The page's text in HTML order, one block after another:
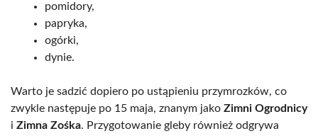
pomidory,
papryka,
ogórki,
dynie.
Warto je sadzić dopiero po ustąpieniu przymrozków, co
zwykle następuje po 15 maja, znanym jako Zimni Ogrodnicy
i Zimna Zośka. Przygotowanie gleby również odgrywa